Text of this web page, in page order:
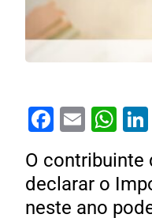
Email
O contribuinte
declarar o
neste ano